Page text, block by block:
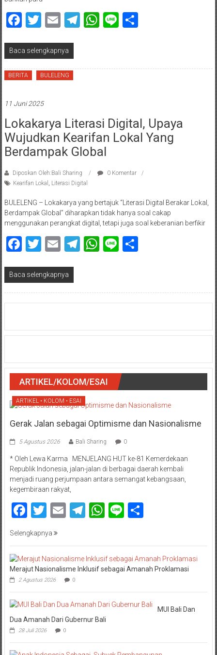
Facebook
Twitter
EmailTelegram
WhatsApp
LineShare
Baca selengkapnya
BERITA BULELENG
11 Juni 2025
Lokakarya Literasi Digital, Upaya
Wujudkan Kearifan Lokal Yang
Berdampak Global
Diposkan Oleh:Bali Sharing
0 Komentar
Kearifan Lokal , Literasi Digital
BULELENG – Lokakarya yang bertajuk “Literasi Digital Berakar Lokal,
Berdampak Global” diharapkan tidak hanya soal cakap
menggunakan perangkat digital, tetapi juga soal keberanian berfikir
Facebook
Twitter
EmailTelegram
WhatsApp
LineShare
Baca selengkapnya
ARTIKEL/KOLOM/ESAI
ARTIKEL • KOLOM • ESAI
Gerak Jalan sebagai Optimisme dan Nasionalisme
5 Agustus 2026 Bali Sharing 0
* Oleh Lewa Karma MENJELANG HUT ke-81 Kemerdekaan
Republik Indonesia, jalan-jalan di berbagai daerah kembali
menjadi ruang perjumpaan antara semangat kebangsaan,
kegembiraan rakyat,
Facebook
Twitter
EmailTelegram
WhatsApp
LineShare
Selengkapnya
Merajut Nasionalisme Inklusif sebagai Amanah Proklamasi
2 Agustus 2026 0
MUI Bali Dan
Dua Amanah Dari Gubernur Bali
28 Juli 2026 0